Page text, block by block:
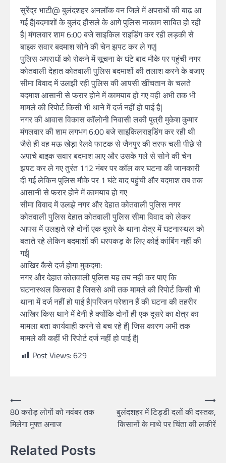
सुरेंद्र भाटी@ बुलंदशहर अनलॉक वन जिले में अपराधों की बाढ़ आ
गई है|बदमाशों के बुलंद हौसले के आगे पुलिस नाकाम साबित हो रही
है| मंगलवार शाम 6:00 बजे साइकिल राइडिंग कर रही लड़की से
बाइक सवार बदमाश सोने की चेन झपट कर ले गए|
पुलिस अपराधों को रोकने में सूचना के घंटे बाद मौके पर पहुंची नगर
कोतवाली देहात कोतवाली पुलिस बदमाशों की तलाश करने के बजाए
सीमा विवाद में उलझी रही पुलिस की आपसी खींचतान के चलते
बदमाश आसानी से फरार होने में कामयाब हो गए वही अभी तक भी
मामले की रिपोर्ट किसी भी थाने में दर्ज नहीं हो पाई है|
नगर की आवास विकास कॉलोनी निवासी लकी पुत्री मुकेश कुमार
मंगलवार की शाम लगभग 6:00 बजे साइकिलराइडिंग कर रही थी
जैसे ही वह मऊ खेड़ा रेलवे फाटक से जैनपुर की तरफ चली पीछे से
अपाचे बाइक सवार बदमाश आए और उसके गले से सोने की चेन
झपट कर ले गए तुरंत 112 नंबर पर कॉल कर घटना की जानकारी
दी गई लेकिन पुलिस मौके पर 1 घंटे बाद पहुंची और बदमाश तब तक
आसानी से फरार होने में कामयाब हो गए
सीमा विवाद में उलझे नगर और देहात कोतवाली पुलिस नगर
कोतवाली पुलिस देहात कोतवाली पुलिस सीमा विवाद को लेकर
आपस में उलझते रहे दोनों एक दूसरे के थाना क्षेत्र में घटनास्थल को
बताते रहे लेकिन बदमाशों की धरपकड़ के लिए कोई कांबिंग नहीं की
गई|
आखिर कैसे दर्ज होगा मुकदमा:
नगर और देहात कोतवाली पुलिस यह तय नहीं कर पाए कि
घटनास्थल किसका है जिससे अभी तक मामले की रिपोर्ट किसी भी
थाना में दर्ज नहीं हो पाई है|परिजन परेशान हैं की घटना की तहरीर
आखिर किस थाने में देनी है क्योंकि दोनों ही एक दूसरे का क्षेत्र का
मामला बता कार्यवाही करने से बच रहे हैं| जिस कारण अभी तक
मामले की कहीं भी रिपोर्ट दर्ज नहीं हो पाई है|
Post Views:629
⟵
80 करोड़ लोगों को नवंबर तक
मिलेगा मुफ्त अनाज
बुलंदशहर में टिड्डी दलों की दस्तक,
किसानों के माथे पर चिंता की लकीरें
⟶
Related Posts